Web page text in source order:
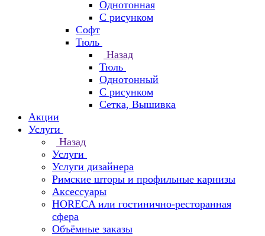
Однотонная
С рисунком
Софт
Тюль
Назад
Тюль
Однотонный
С рисунком
Сетка, Вышивка
Акции
Услуги
Назад
Услуги
Услуги дизайнера
Римские шторы и профильные карнизы
Аксессуары
HORECA или гостинично-ресторанная
сфера
Объёмные заказы